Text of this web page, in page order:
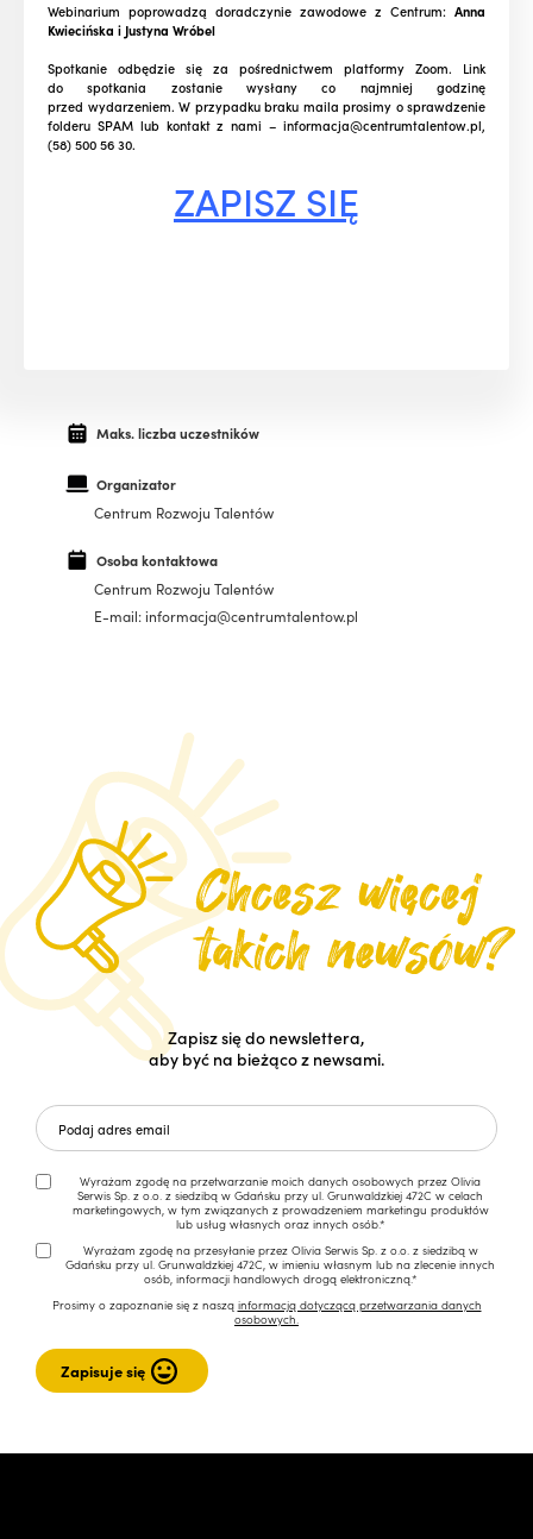
Webinarium poprowadzą doradczynie zawodowe z Centrum: Anna
Kwiecińska i Justyna Wróbel
Spotkanie odbędzie się za pośrednictwem platformy Zoom. Link
do spotkania zostanie wysłany co najmniej godzinę
przed wydarzeniem. W przypadku braku maila prosimy o sprawdzenie
folderu SPAM lub kontakt z nami – informacja@centrumtalentow.pl,
(58) 500 56 30.
ZAPISZ SIĘ
Maks. liczba uczestników
Organizator
Centrum Rozwoju Talentów
Osoba kontaktowa
Centrum Rozwoju Talentów
E-mail: informacja@centrumtalentow.pl
Zapisz się do newslettera,
aby być na bieżąco z newsami.
Wyrażam zgodę na przetwarzanie moich danych osobowych przez Olivia
Serwis Sp. z o.o. z siedzibą w Gdańsku przy ul. Grunwaldzkiej 472C w celach
marketingowych, w tym związanych z prowadzeniem marketingu produktów
lub usług własnych oraz innych osób.*
Wyrażam zgodę na przesyłanie przez Olivia Serwis Sp. z o.o. z siedzibą w
Gdańsku przy ul. Grunwaldzkiej 472C, w imieniu własnym lub na zlecenie innych
osób, informacji handlowych drogą elektroniczną.*
Prosimy o zapoznanie się z naszą informacją dotyczącą przetwarzania danych
osobowych.